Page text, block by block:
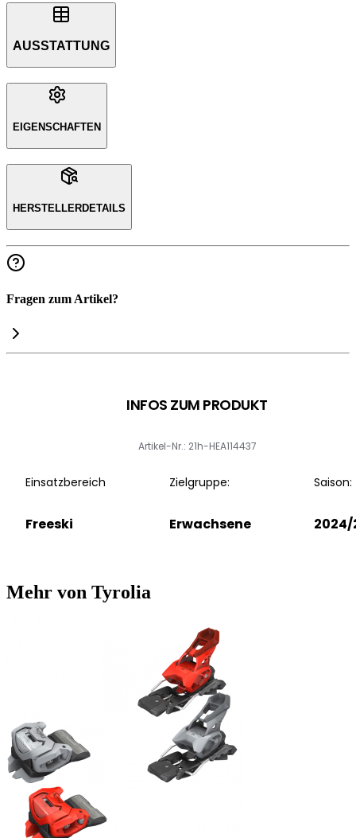
AUSSTATTUNG
EIGENSCHAFTEN
HERSTELLERDETAILS
Fragen zum Artikel?
INFOS ZUM PRODUKT
Artikel-Nr.: 21h-HEA114437
Einsatzbereich
Freeski
Zielgruppe:
Erwachsene
Saison:
2024/
Mehr von Tyrolia